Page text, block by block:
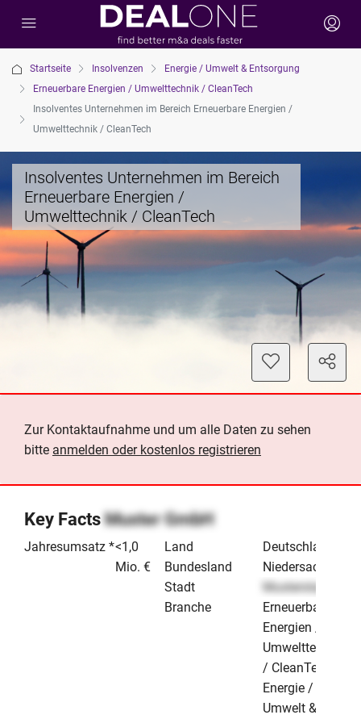
Startseite Insolvenzen
Energie / Umwelt & Entsorgung
Erneuerbare Energien / Umwelttechnik / CleanTech
Insolventes Unternehmen im Bereich Erneuerbare Energien /
Umwelttechnik / CleanTech
Insolventes Unternehmen im Bereich
Erneuerbare Energien /
Umwelttechnik / CleanTech
Zur Kontaktaufnahme und um alle Daten zu sehen
bitte anmelden oder kostenlos registrieren
Key FactsMuster GmbH
Jahresumsatz *<1,0
Mio. €
Land
Deutschland
Bundesland
Niedersachsen
Stadt
Musterstadt
Branche
Erneuerbare
Energien /
Umwelttechnik
/ CleanTech
Energie /
Umwelt &